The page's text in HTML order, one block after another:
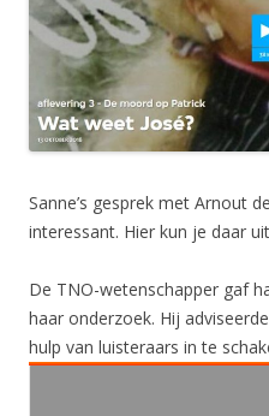
Sanne’s gesprek met Arnout
interessant. Hier kun je daar
De TNO-wetenschapper gaf
haar onderzoek. Hij
hulp van luisteraars in te